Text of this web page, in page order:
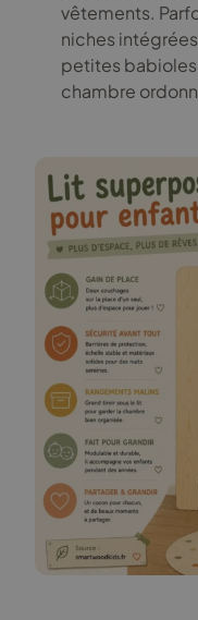
vêtements.
niches
petites
chambre